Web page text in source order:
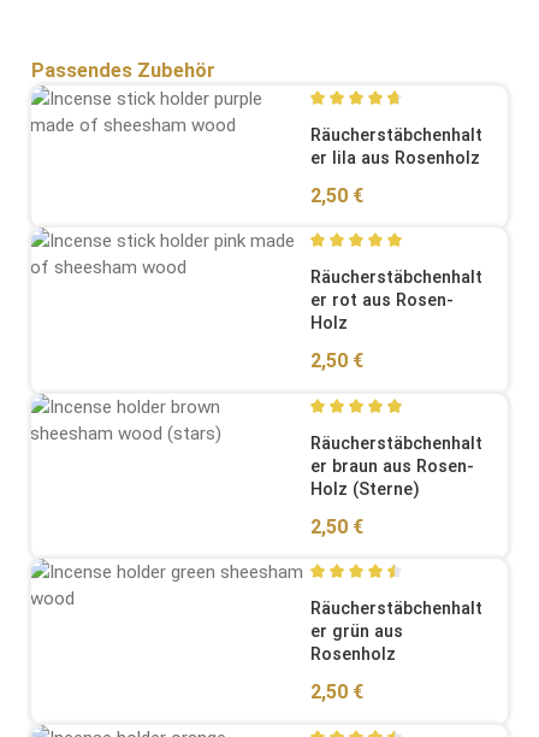
Produktgalerie überspringen
Passendes Zubehör
Durchschnittliche
Räucherstäbchenhalt
er lila aus Rosenholz
Regulärer Preis:
2,50 €
Durchschnittliche
Räucherstäbchenhalt
er rot aus Rosen-
Holz
Regulärer Preis:
2,50 €
Durchschnittliche
Räucherstäbchenhalt
er braun aus Rosen-
Holz (Sterne)
Regulärer Preis:
2,50 €
Durchschnittliche
Räucherstäbchenhalt
er grün aus
Rosenholz
Regulärer Preis:
2,50 €